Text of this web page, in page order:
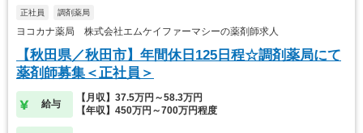
正社員 調剤薬局
ヨコカナ薬局 株式会社エムケイファーマシーの薬剤師求人
【秋田県／秋田市】年間休日125日程☆調剤薬局にて
薬剤師募集＜正社員＞
給与
【月収】37.5万円～58.3万円
【年収】450万円～700万円程度